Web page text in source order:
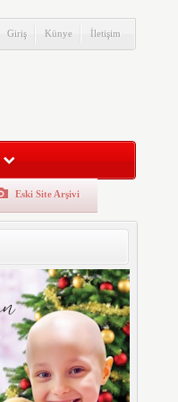
Giriş Künye İletişim
Eski Site Arşivi